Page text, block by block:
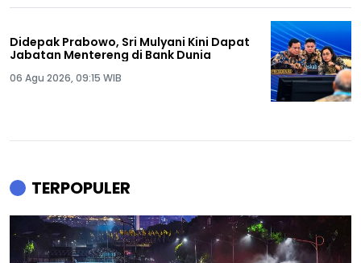
Didepak Prabowo, Sri Mulyani Kini Dapat
Jabatan Mentereng di Bank Dunia
06 Agu 2026, 09:15 WIB
TERPOPULER